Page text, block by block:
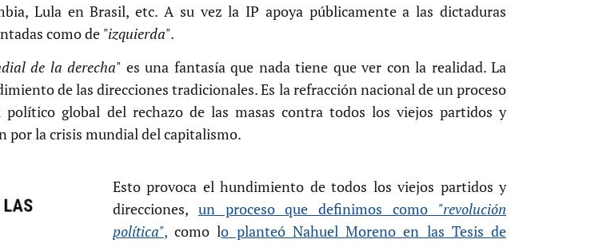
Lula en Brasil, etc. A su vez la IP apoya públicamente a las dictaduras
como de "izquierda".
de la derecha" es una fantasía que nada tiene que ver con la realidad. La
de las direcciones tradicionales. Es la refracción nacional de un proceso
global del rechazo de las masas contra todos los viejos partidos y
por la crisis mundial del capitalismo.
Esto provoca el hundimiento de todos los viejos partidos y
direcciones, un proceso que definimos como "revolución
política",como lo planteó Nahuel Moreno en las Tesis de